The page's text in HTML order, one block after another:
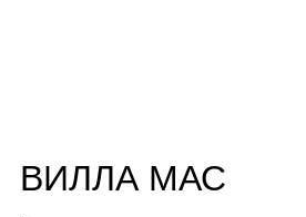
ВИЛЛА МАС